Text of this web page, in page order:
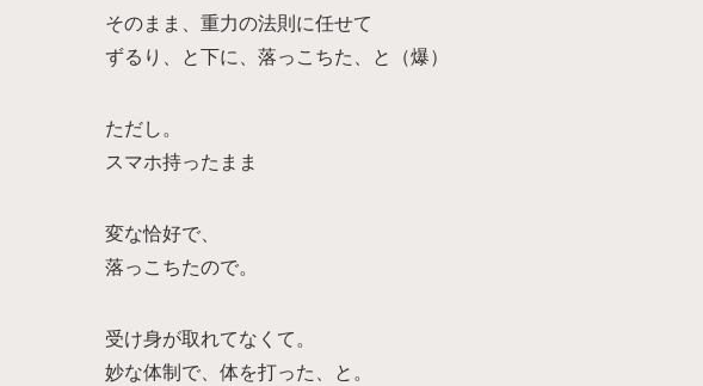
そのまま、重力の法則に任せて
ずるり、と下に、落っこちた、と（爆）
ただし。
スマホ持ったまま
変な恰好で、
落っこちたので。
受け身が取れてなくて。
妙な体制で、体を打った、と。